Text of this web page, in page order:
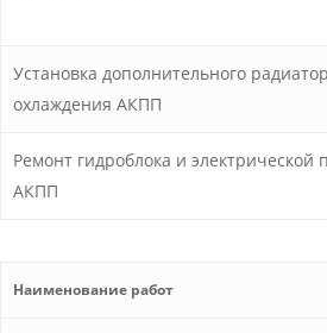
Установка дополнительного
охлаждения АКПП
Ремонт гидроблока и электрической
АКПП
Наименование работ